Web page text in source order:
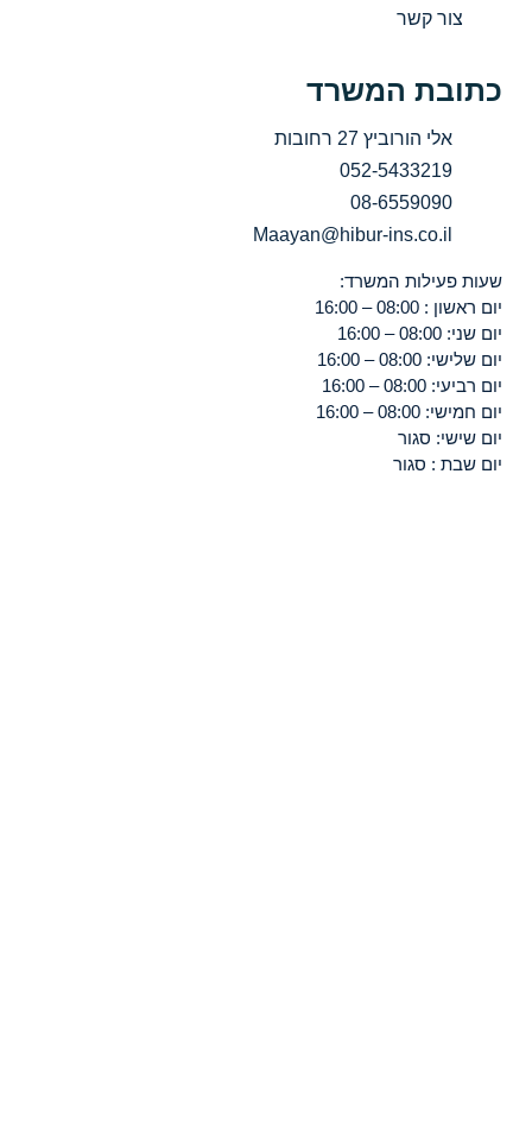
צור קשר
כתובת המשרד
אלי הורוביץ 27 רחובות
052-5433219
08-6559090
Maayan@hibur-ins.co.il
שעות פעילות המשרד:
יום ראשון : 08:00 – 16:00
יום שני: 08:00 – 16:00
יום שלישי: 08:00 – 16:00
יום רביעי: 08:00 – 16:00
יום חמישי: 08:00 – 16:00
יום שישי: סגור
יום שבת : סגור